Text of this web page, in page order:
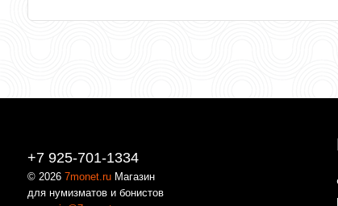
+7 925-701-1334
© 20267monet.ru Магазин
для нумизматов и бонистов